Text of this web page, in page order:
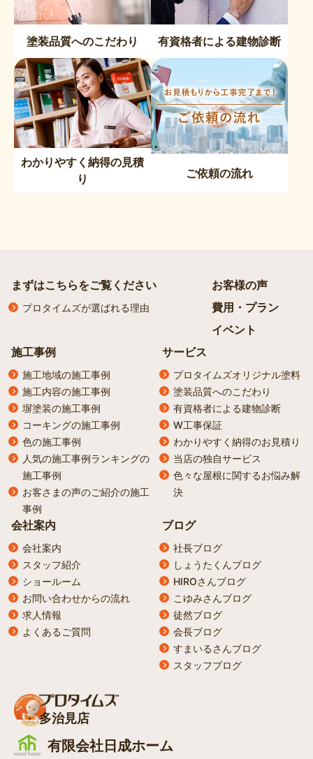
塗装品質へのこだわり 有資格者による建物診断
わかりやすく納得の見積
り
ご依頼の流れ
まずはこちらをご覧ください
プロタイムズが選ばれる理由
お客様の声
費用・プラン
イベント
施工事例
施工地域の施工事例
施工内容の施工事例
塀塗装の施工事例
コーキングの施工事例
色の施工事例
人気の施工事例ランキングの
施工事例
お客さまの声のご紹介の施工
事例
サービス
プロタイムズオリジナル塗料
塗装品質へのこだわり
有資格者による建物診断
W工事保証
わかりやすく納得のお見積り
当店の独自サービス
色々な屋根に関するお悩み解
決
会社案内
会社案内
スタッフ紹介
ショールーム
お問い合わせからの流れ
求人情報
よくあるご質問
ブログ
社長ブログ
しょうたくんブログ
HIROさんブログ
こゆみさんブログ
徒然ブログ
会長ブログ
すまいるさんブログ
スタッフブログ
多治見店
有限会社日成ホーム